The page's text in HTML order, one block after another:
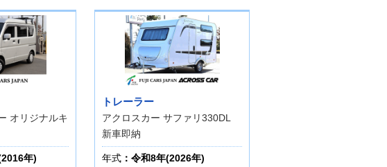
オリジナルキ
年)
トレーラー
アクロスカー サファリ330DL
新車即納
年式 ：令和8年(2026年)